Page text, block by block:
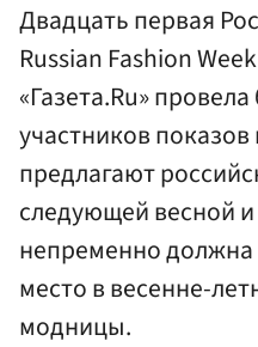
Двадцать первая
Russian Fashion
«Газета.Ru»
участников
предлагают
следующей весной
непременно должна
место в весенне-
модницы.